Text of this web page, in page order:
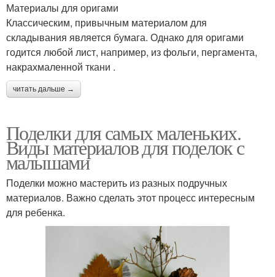
Материалы для оригами
Классическим, привычным материалом для
складывания является бумага. Однако для оригами
годится любой лист, например, из фольги, пергамента,
накрахмаленной ткани .
читать дальше →
Поделки для самых маленьких.
Виды материалов для поделок с
малышами
Поделки можно мастерить из разных подручных
материалов. Важно сделать этот процесс интересным
для ребенка.